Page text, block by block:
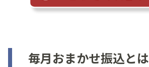
毎月おまかせ振込とは